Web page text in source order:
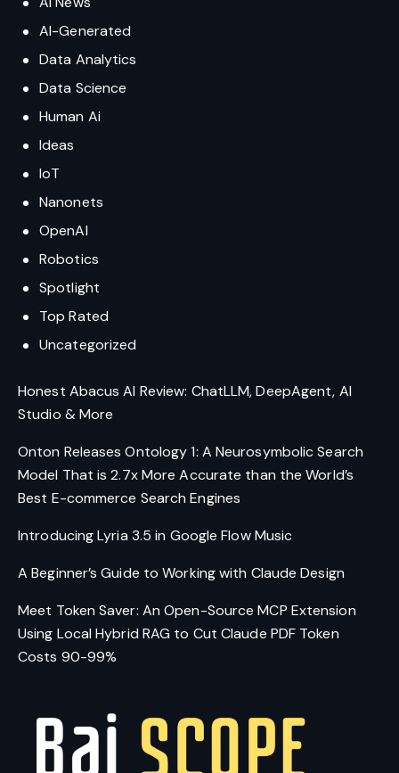
AI-Generated
Data Analytics
Data Science
Human Ai
Ideas
IoT
Nanonets
OpenAI
Robotics
Spotlight
Top Rated
Uncategorized
Honest Abacus AI Review: ChatLLM, DeepAgent, AI
Studio & More
Onton Releases Ontology 1: A Neurosymbolic Search
Model That is 2.7x More Accurate than the World’s
Best E-commerce Search Engines
Introducing Lyria 3.5 in Google Flow Music
A Beginner’s Guide to Working with Claude Design
Meet Token Saver: An Open-Source MCP Extension
Using Local Hybrid RAG to Cut Claude PDF Token
Costs 90-99%